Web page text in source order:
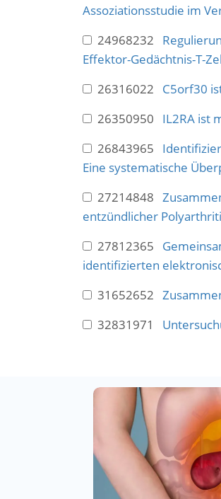
Assoziationsstudie im
24968232
Effektor-Gedächtnis-T-
26316022 C5orf30
26350950 IL2RA ist
26843965
Eine systematische
27214848
entzündlicher
27812365
identifizierten
31652652
32831971